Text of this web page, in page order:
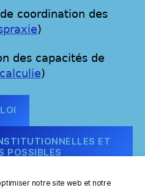
notre site web et notre
coordination des
)
des capacités de
)
ET
POSSIBLES